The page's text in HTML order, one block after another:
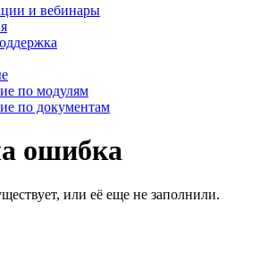
и вебинары
по модулям
по документам
ошибка
или её еще не заполнили.